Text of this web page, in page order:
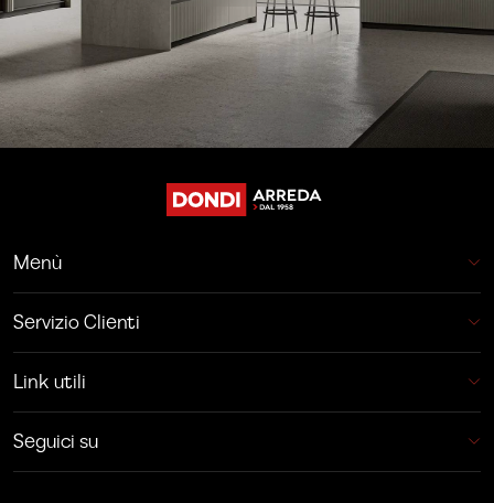
Menù
Servizio Clienti
Link utili
Seguici su